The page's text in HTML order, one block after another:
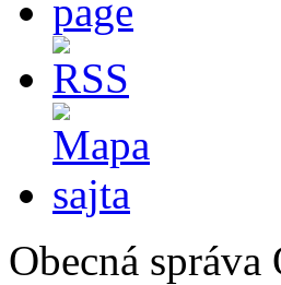
Obecná správa